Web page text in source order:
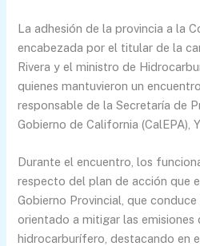
La adhesión de la provincia a la
encabezada por el titular de la
Rivera y el ministro de
quienes mantuvieron un
responsable de la Secretaría de
Gobierno de California (CalEPA),
Durante el encuentro, los
respecto del plan de acción que
Gobierno Provincial, que conduce
orientado a mitigar las
hidrocarburífero, destacando en